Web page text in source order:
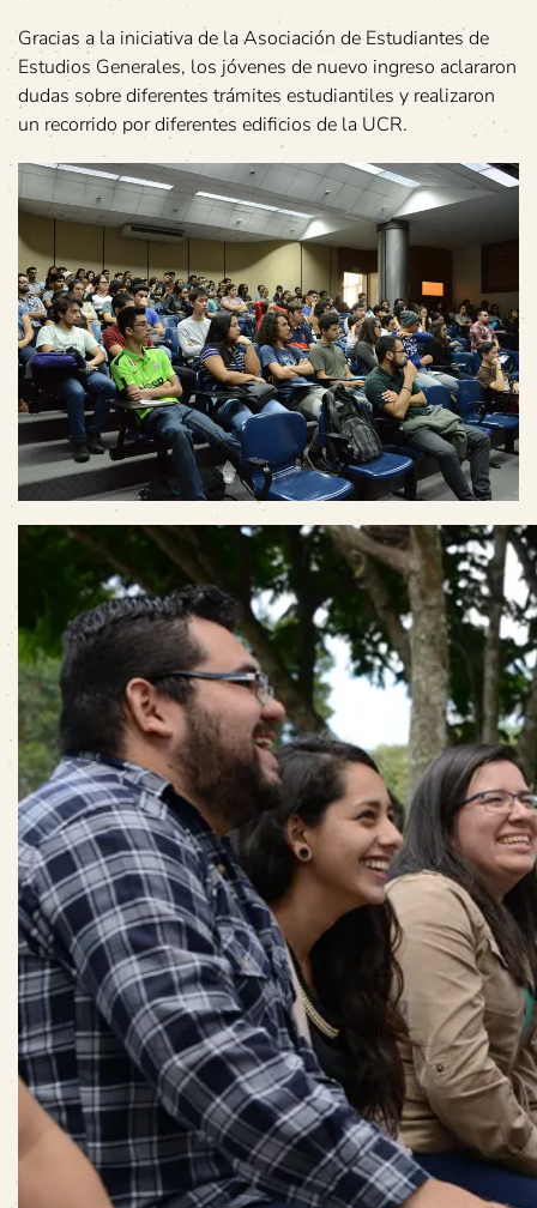
Gracias a la iniciativa de la Asociación de Estudiantes de
Estudios Generales, los jóvenes de nuevo ingreso aclararon
dudas sobre diferentes trámites estudiantiles y realizaron
un recorrido por diferentes edificios de la UCR.